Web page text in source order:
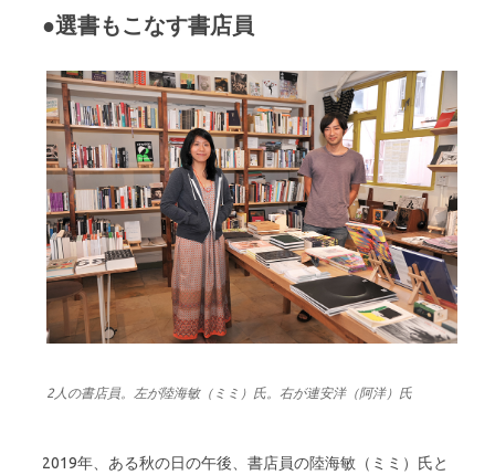
●選書もこなす書店員
2人の書店員。左が陸海敏（ミミ）氏。右が連安洋（阿洋）氏
2019年、ある秋の日の午後、書店員の陸海敏（ミミ）氏と